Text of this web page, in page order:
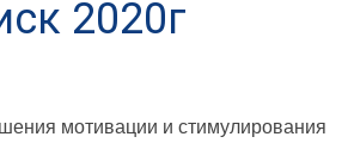
2020г
мотивации и стимулирования